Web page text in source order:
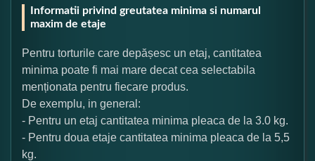
Informatii privind greutatea minima si numarul
maxim de etaje
Pentru torturile care depășesc un etaj, cantitatea
minima poate fi mai mare decat cea selectabila
menționata pentru fiecare produs.
De exemplu, in general:
- Pentru un etaj cantitatea minima pleaca de la 3.0 kg.
- Pentru doua etaje cantitatea minima pleaca de la 5,5
kg.